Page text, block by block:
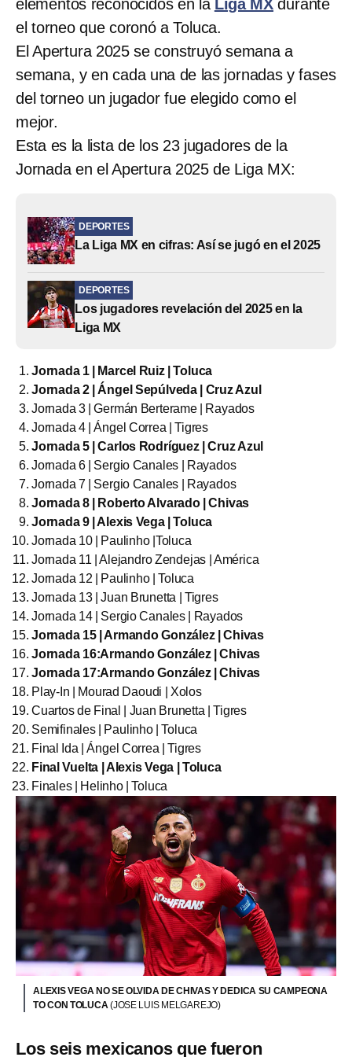
elementos reconocidos en la Liga MX durante
el torneo que coronó a Toluca.
El Apertura 2025 se construyó semana a
semana, y en cada una de las jornadas y fases
del torneo un jugador fue elegido como el
mejor.
Esta es la lista de los 23 jugadores de la
Jornada en el Apertura 2025 de Liga MX:
DEPORTES
La Liga MX en cifras: Así se jugó en el 2025
DEPORTES
Los jugadores revelación del 2025 en la
Liga MX
Jornada 1 | Marcel Ruiz | Toluca
Jornada 2 | Ángel Sepúlveda | Cruz Azul
Jornada 3 | Germán Berterame | Rayados
Jornada 4 | Ángel Correa | Tigres
Jornada 5 | Carlos Rodríguez | Cruz Azul
Jornada 6 | Sergio Canales | Rayados
Jornada 7 | Sergio Canales | Rayados
Jornada 8 | Roberto Alvarado | Chivas
Jornada 9 | Alexis Vega | Toluca
Jornada 10 | Paulinho |Toluca
Jornada 11 | Alejandro Zendejas | América
Jornada 12 | Paulinho | Toluca
Jornada 13 | Juan Brunetta | Tigres
Jornada 14 | Sergio Canales | Rayados
Jornada 15 | Armando González | Chivas
Jornada 16:Armando González | Chivas
Jornada 17:Armando González | Chivas
Play-In | Mourad Daoudi | Xolos
Cuartos de Final | Juan Brunetta | Tigres
Semifinales | Paulinho | Toluca
Final Ida | Ángel Correa | Tigres
Final Vuelta | Alexis Vega | Toluca
Finales | Helinho | Toluca
ALEXIS VEGA NO SE OLVIDA DE CHIVAS Y DEDICA SU CAMPEONA
TO CON TOLUCA(JOSE LUIS MELGAREJO)
Los seis mexicanos que fueron